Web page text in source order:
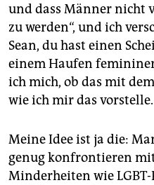
epaper login
und dass Männer nicht
zu werden“, und ich
Sean, du hast einen
einem Haufen
ich mich, ob das mit
wie ich mir das vorstelle.
Meine Idee ist ja die:
genug konfrontieren
Minderheiten wie